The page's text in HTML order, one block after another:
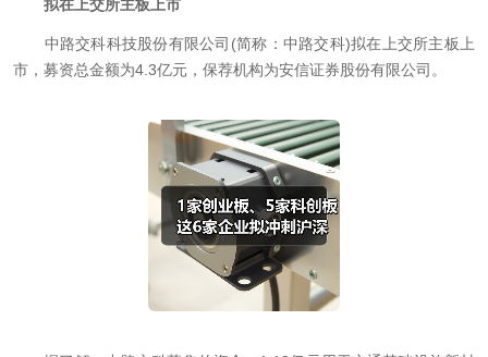
拟在上交所主板上市
中路交科科技股份有限公司(简称：中路交科)拟在上交所主板上
市，募资总金额为4.3亿元，保荐机构为安信证券股份有限公司。